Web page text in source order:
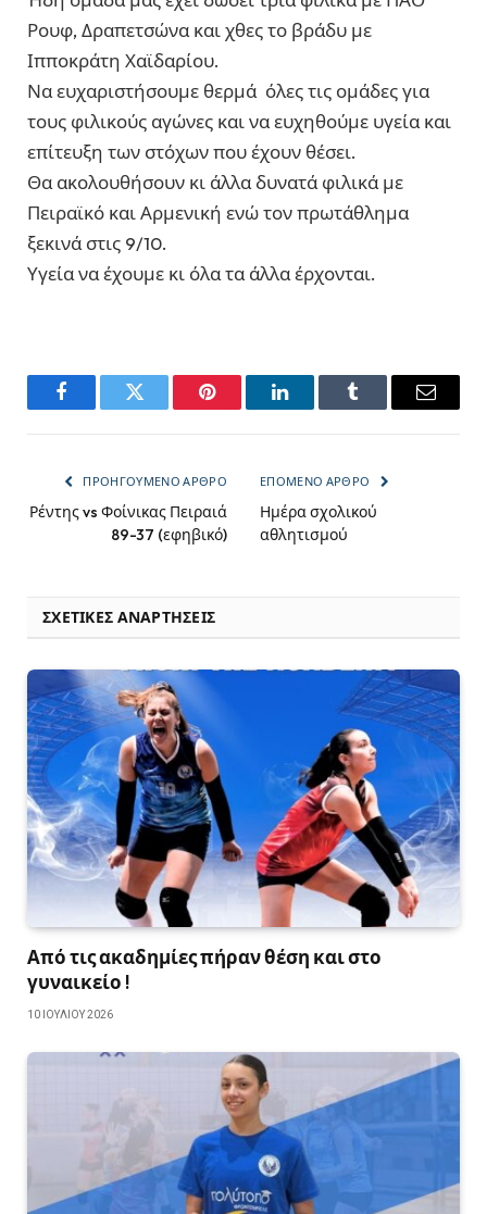
Ρουφ, Δραπετσώνα και χθες το βράδυ με
Ιπποκράτη Χαϊδαρίου.
Να ευχαριστήσουμε θερμά όλες τις ομάδες για
τους φιλικούς αγώνες και να ευχηθούμε υγεία και
επίτευξη των στόχων που έχουν θέσει.
Θα ακολουθήσουν κι άλλα δυνατά φιλικά με
Πειραϊκό και Αρμενική ενώ τον πρωτάθλημα
ξεκινά στις 9/10.
Υγεία να έχουμε κι όλα τα άλλα έρχονται.
FacebookTwitter Pinterest LinkedInTumblr Email
ΠΡΟΗΓΟΎΜΕΝΟ ΆΡΘΡΟ
Ρέντης vs Φοίνικας Πειραιά
89-37 (εφηβικό)
ΕΠΌΜΕΝΟ ΆΡΘΡΟ
Ημέρα σχολικού
αθλητισμού
ΣΧΕΤΙΚΈΣ ΑΝΑΡΤΉΣΕΙΣ
Από τις ακαδημίες πήραν θέση και στο
γυναικείο !
10 ΙΟΥΛΊΟΥ 2026